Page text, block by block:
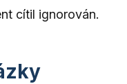
cítil ignorován.